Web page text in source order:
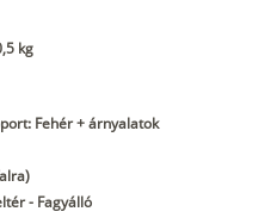
kg
Fehér + árnyalatok
- Fagyálló